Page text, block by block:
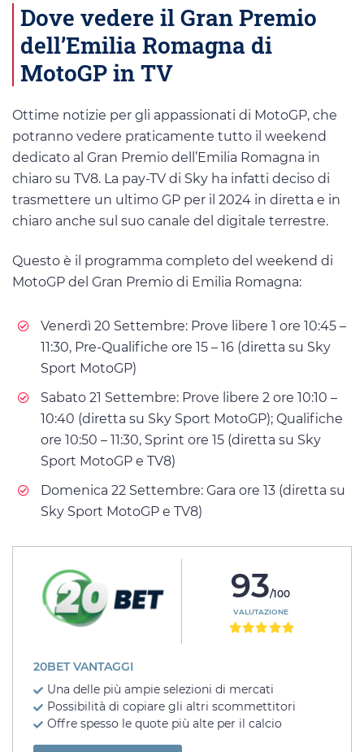
Dove vedere il Gran Premio
dell’Emilia Romagna di
MotoGP in TV
Ottime notizie per gli appassionati di MotoGP, che
potranno vedere praticamente tutto il weekend
dedicato al Gran Premio dell’Emilia Romagna in
chiaro su TV8. La pay-TV di Sky ha infatti deciso di
trasmettere un ultimo GP per il 2024 in diretta e in
chiaro anche sul suo canale del digitale terrestre.
Questo è il programma completo del weekend di
MotoGP del Gran Premio di Emilia Romagna:
Venerdì 20 Settembre: Prove libere 1 ore 10:45 –
11:30, Pre-Qualifiche ore 15 – 16 (diretta su Sky
Sport MotoGP)
Sabato 21 Settembre: Prove libere 2 ore 10:10 –
10:40 (diretta su Sky Sport MotoGP); Qualifiche
ore 10:50 – 11:30, Sprint ore 15 (diretta su Sky
Sport MotoGP e TV8)
Domenica 22 Settembre: Gara ore 13 (diretta su
Sky Sport MotoGP e TV8)
93/100
VALUTAZIONE
20BET VANTAGGI
Una delle più ampie selezioni di mercati
Possibilità di copiare gli altri scommettitori
Offre spesso le quote più alte per il calcio